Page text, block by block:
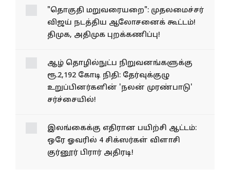
"தொகுதி மறுவரையறை": முதலமைச்சர்
விஜய் நடத்திய ஆலோசனைக் கூட்டம்!
திமுக, அதிமுக புறக்கணிப்பு!
ஆழ் தொழில்நுட்ப நிறுவனங்களுக்கு
ரூ.2,192 கோடி நிதி: தேர்வுக்குழு
உறுப்பினர்களின் 'நலன் முரண்பாடு'
சர்ச்சையில்!
இலங்கைக்கு எதிரான பயிற்சி ஆட்டம்:
ஒரே ஓவரில் 4 சிக்ஸர்கள் விளாசி
குர்னூர் பிரார் அதிரடி!